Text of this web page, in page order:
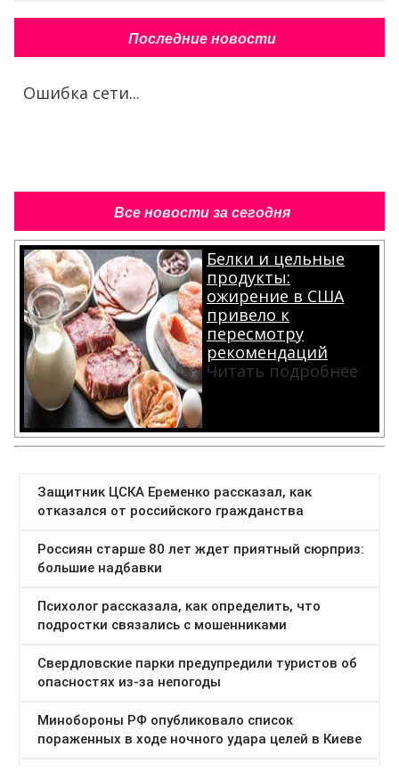
Последние новости
Ошибка сети...
Все новости за сегодня
Белки и цельные
продукты:
ожирение в США
привело к
пересмотру
рекомендаций
Читать подробнее